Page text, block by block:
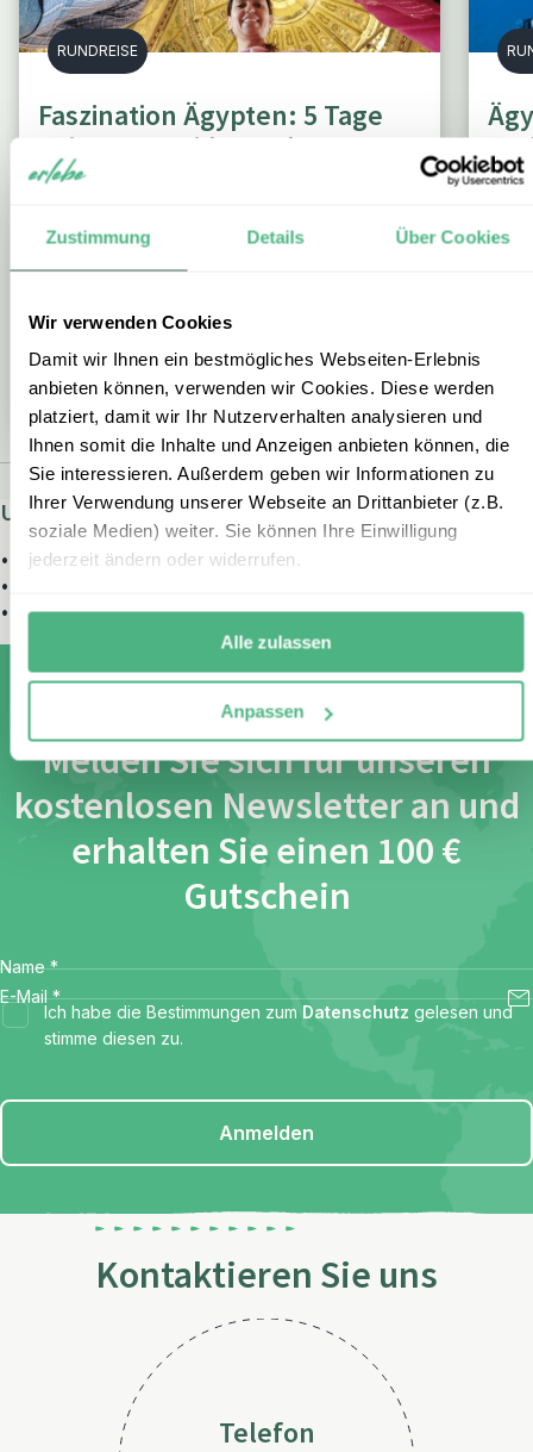
Zustimmung Details Über Cookies
Wir verwenden Cookies
Damit wir Ihnen ein bestmögliches Webseiten-Erlebnis
anbieten können, verwenden wir Cookies. Diese werden
platziert, damit wir Ihr Nutzerverhalten analysieren und
Ihnen somit die Inhalte und Anzeigen anbieten können, die
Sie interessieren. Außerdem geben wir Informationen zu
Ihrer Verwendung unserer Webseite an Drittanbieter (z.B.
soziale Medien) weiter. Sie können Ihre Einwilligung
jederzeit ändern oder widerrufen.
Alle zulassen
Anpassen
RUNDREISE
Faszination Ägypten: 5 Tage
Kairo, Pyramiden & das Grand
Egyptian Museum
5 Tage / 4 Nächte
ZUR RUNDREISE
Unsere beliebtesten Rundreisen in Ägypten:
•
Ägypten Highlights: Kultur und Baden in 10 Tagen
•
•
Ägypten pur – Highlights und Entspannung
Melden Sie sich für unseren
kostenlosen Newsletter an und
erhalten Sie einen 100 €
Gutschein
Name *
E-Mail *
Ich habe die Bestimmungen zum Datenschutz gelesen und
stimme diesen zu.
Anmelden
Kontaktieren Sie uns
Telefon